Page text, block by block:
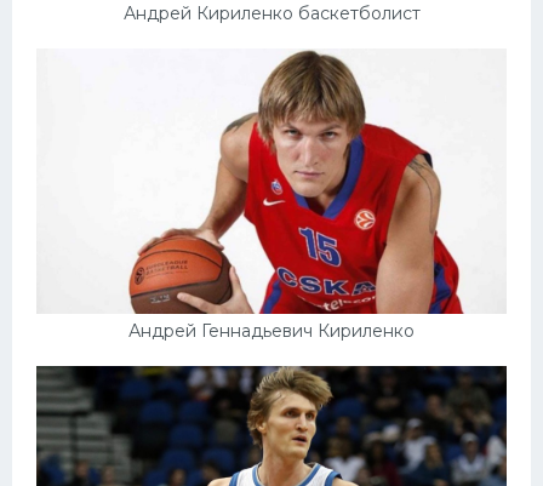
Андрей Кириленко баскетболист
Андрей Геннадьевич Кириленко